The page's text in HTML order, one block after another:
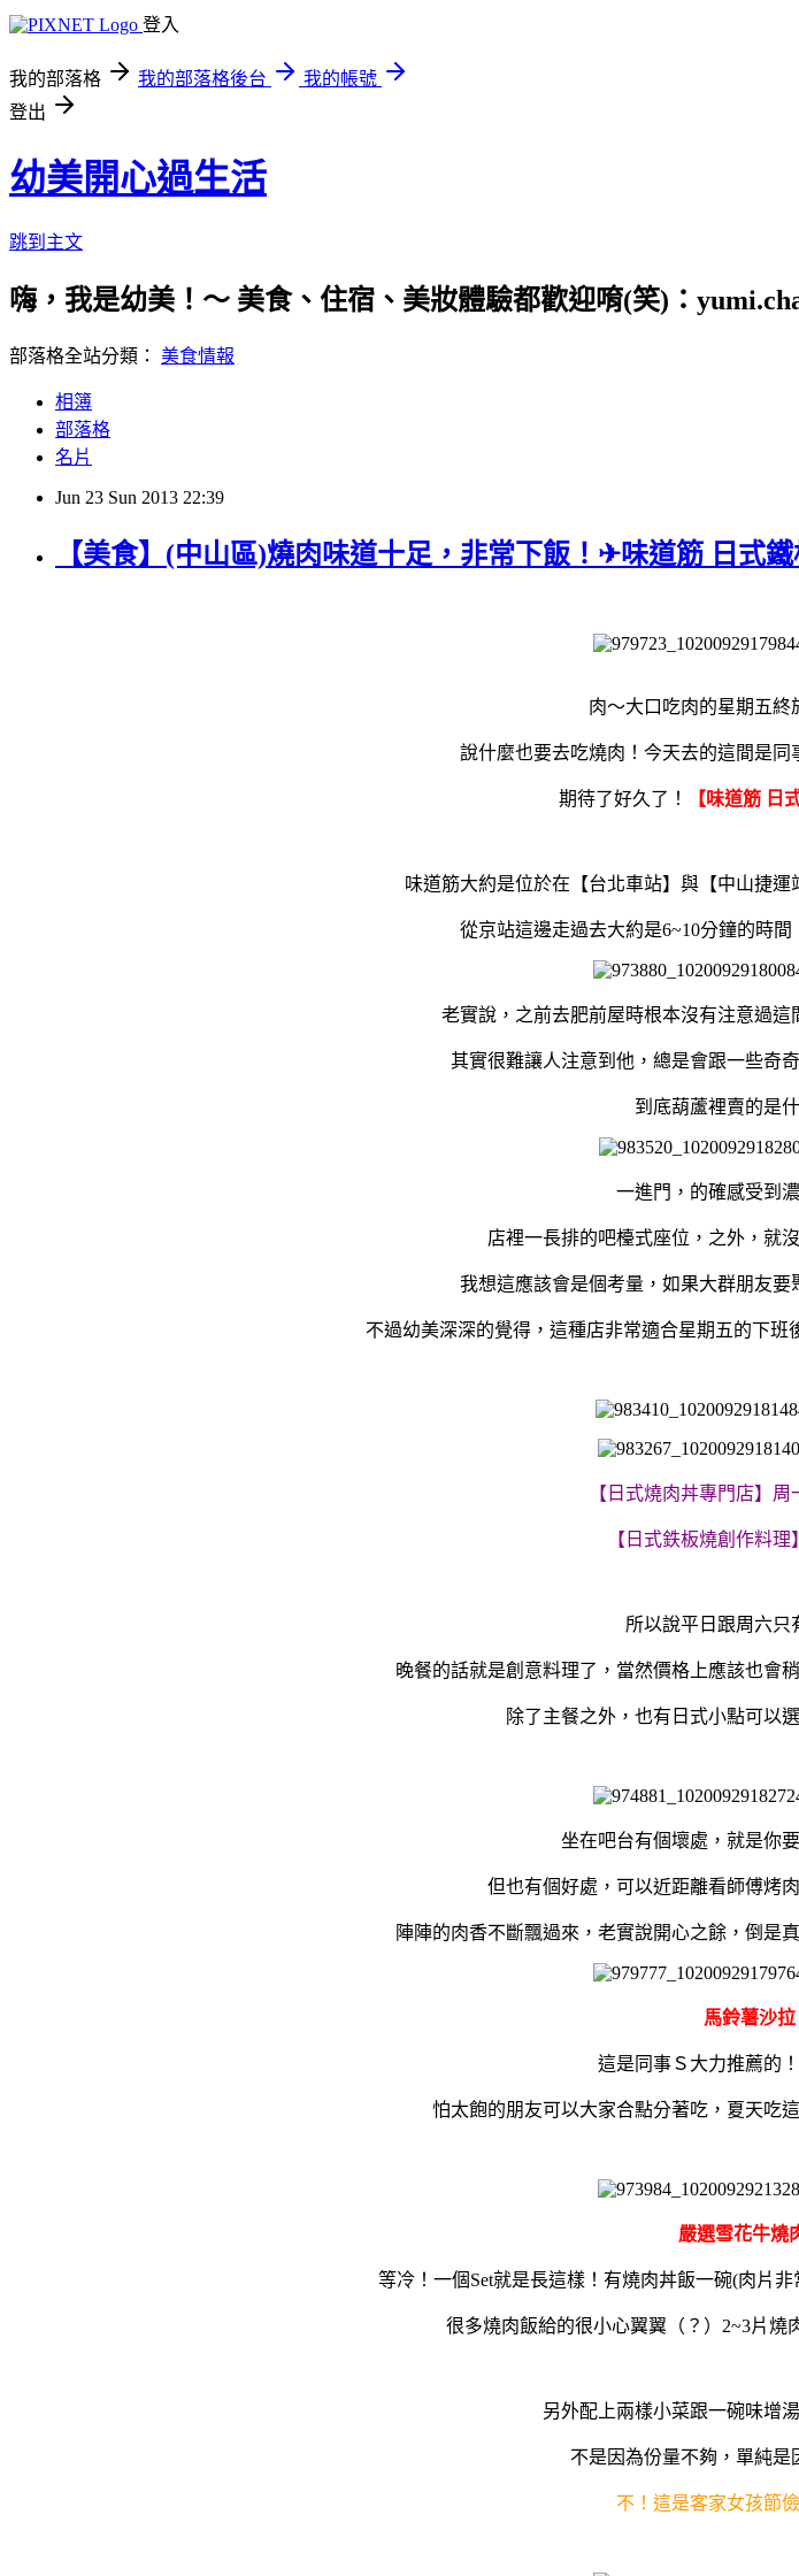
登入
我的部落格 我的部落格後台
我的帳號
登出
幼美開心過生活
跳到主文
嗨，我是幼美！～ 美食、住宿、美妝體驗都歡迎唷(笑)：
部落格全站分類： 美食情報
相簿
部落格
名片
Jun 23 Sun 2013 22:39
【美食】(中山區)燒肉味道十足，非常下飯！✈味道筋 日式
肉～大口吃肉的星期五終
說什麼也要去吃燒肉！今天去的這間是同
期待了好久了！ 【味道筋 日
味道筋大約是位於在【台北車站】與【中山捷
從京站這邊走過去大約是6~10分鐘的時
老實說，之前去肥前屋時根本沒有注意過
其實很難讓人注意到他，總是會跟一些奇奇
到底葫蘆裡賣的是
一進門，的確感受到
店裡一長排的吧檯式座位，之外，就
我想這應該會是個考量，如果大群朋友
不過幼美深深的覺得，這種店非常適合星期五的下班
【日式燒肉丼專門店】周
【日式鉄板燒創作料理
所以說平日跟周六只
晚餐的話就是創意料理了，當然價格上應該也會
除了主餐之外，也有日式小點可以
坐在吧台有個壞處，就是你
但也有個好處，可以近距離看師傅烤
陣陣的肉香不斷飄過來，老實說開心之餘，倒是
馬鈴薯沙
這是同事Ｓ大力推薦的
怕太飽的朋友可以大家合點分著吃，夏天吃
嚴選雪花牛燒
等冷！一個Set就是長這樣！有燒肉丼飯一碗(肉片
很多燒肉飯給的很小心翼翼（？）2~3片燒
另外配上兩樣小菜跟一碗味增
不是因為份量不夠，單純是
不！這是客家女孩節